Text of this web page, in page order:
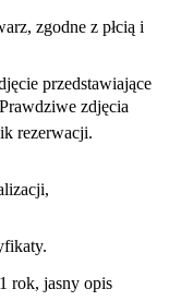
zgodne z płcią i
przedstawiające
zdjęcia
rezerwacji.
rok, jasny opis